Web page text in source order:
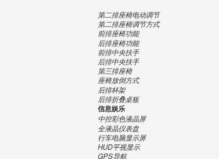
第二排座椅电动调节
第二排座椅调节方式
前排座椅功能
后排座椅功能
前排中央扶手
后排中央扶手
第三排座椅
座椅放倒方式
后排杯架
后排折叠桌板
信息娱乐
中控彩色液晶屏
全液晶仪表盘
行车电脑显示屏
HUD平视显示
GPS导航